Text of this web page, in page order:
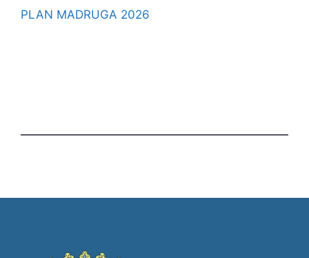
PLAN MADRUGA 2026